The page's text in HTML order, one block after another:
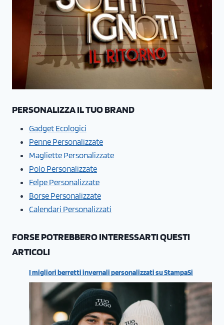
PERSONALIZZA IL TUO BRAND
Gadget Ecologici
Penne Personalizzate
Magliette Personalizzate
Polo Personalizzate
Felpe Personalizzate
Borse Personalizzate
Calendari Personalizzati
FORSE POTREBBERO INTERESSARTI QUESTI
ARTICOLI
I migliori berretti invernali personalizzati su StampaSi